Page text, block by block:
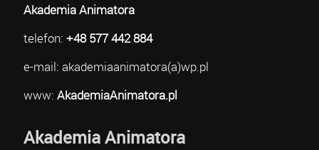
Akademia Animatora
telefon: +48 577 442 884
e-mail: akademiaanimatora(a)wp.pl
www: AkademiaAnimatora.pl
Akademia Animatora